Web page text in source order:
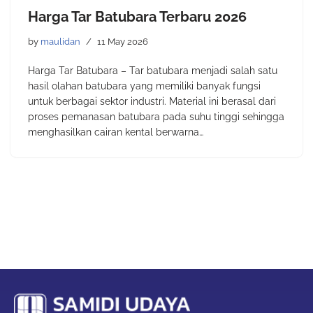
Harga Tar Batubara Terbaru 2026
by maulidan 11 May 2026
Harga Tar Batubara – Tar batubara menjadi salah satu
hasil olahan batubara yang memiliki banyak fungsi
untuk berbagai sektor industri. Material ini berasal dari
proses pemanasan batubara pada suhu tinggi sehingga
menghasilkan cairan kental berwarna…